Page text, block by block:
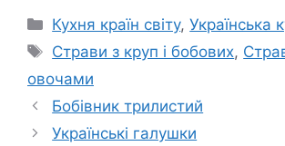
Категорії
Кухня країн світу,Українська
Позначки
Страви з круп і бобових,
овочами
Бобівник трилистий
Українські галушки